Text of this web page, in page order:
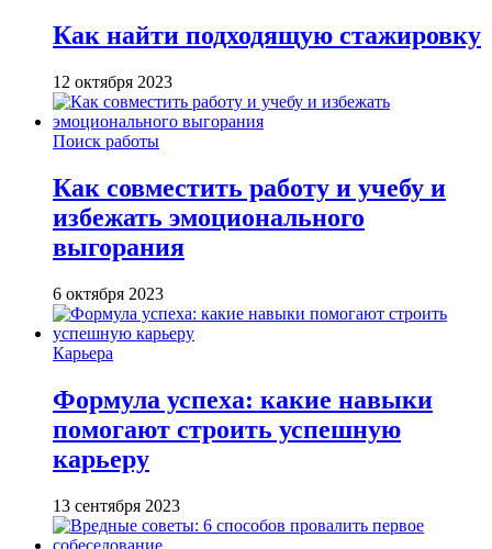
Как найти подходящую стажировку
12 октября 2023
Поиск работы
Как совместить работу и учебу и
избежать эмоционального
выгорания
6 октября 2023
Карьера
Формула успеха: какие навыки
помогают строить успешную
карьеру
13 сентября 2023